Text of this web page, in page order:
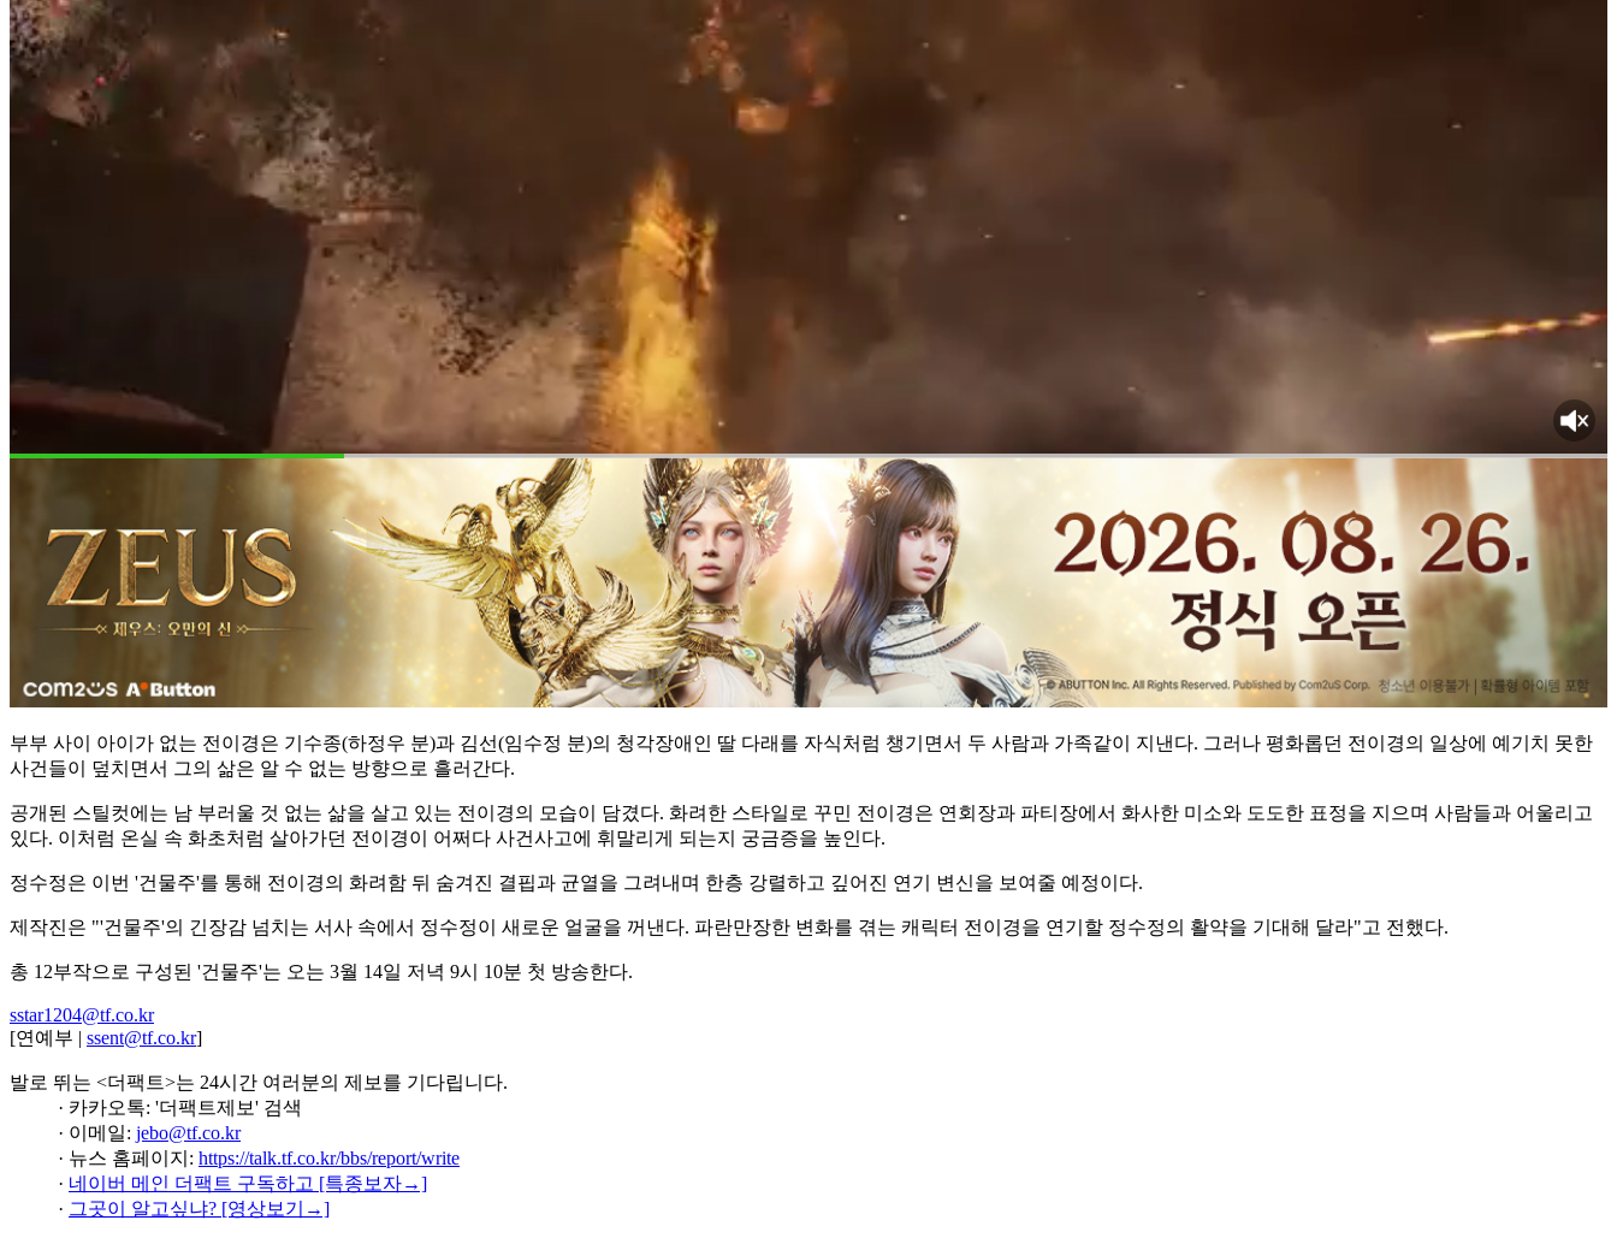
부부 사이 아이가 없는 전이경은 기수종(하정우 분)과 김선(임수정 분)의 청각장애인 딸 다래를 자식처럼 챙기면서 두 사람과 가족같이 지낸다. 그러나 평화롭던 전이경의 일상에 예기치 못한
사건들이 덮치면서 그의 삶은 알 수 없는 방향으로 흘러간다.
공개된 스틸컷에는 남 부러울 것 없는 삶을 살고 있는 전이경의 모습이 담겼다. 화려한 스타일로 꾸민 전이경은 연회장과 파티장에서 화사한 미소와 도도한 표정을 지으며 사람들과 어울리고
있다. 이처럼 온실 속 화초처럼 살아가던 전이경이 어쩌다 사건사고에 휘말리게 되는지 궁금증을 높인다.
정수정은 이번 '건물주'를 통해 전이경의 화려함 뒤 숨겨진 결핍과 균열을 그려내며 한층 강렬하고 깊어진 연기 변신을 보여줄 예정이다.
제작진은 "'건물주'의 긴장감 넘치는 서사 속에서 정수정이 새로운 얼굴을 꺼낸다. 파란만장한 변화를 겪는 캐릭터 전이경을 연기할 정수정의 활약을 기대해 달라"고 전했다.
총 12부작으로 구성된 '건물주'는 오는 3월 14일 저녁 9시 10분 첫 방송한다.
sstar1204@tf.co.kr
[연예부 | ssent@tf.co.kr]
발로 뛰는 <더팩트>는 24시간 여러분의 제보를 기다립니다.
· 카카오톡: '더팩트제보' 검색
· 이메일: jebo@tf.co.kr
· 뉴스 홈페이지: https://talk.tf.co.kr/bbs/report/write
· 네이버 메인 더팩트 구독하고 [특종보자→]
· 그곳이 알고싶냐? [영상보기→]